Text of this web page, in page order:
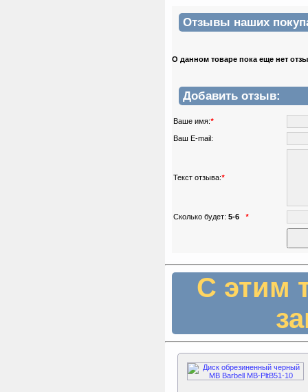
Отзывы наших
О данном товаре пока еще нет
Добавить отзыв:
Ваше имя:*
Ваш E-mail:
Текст отзыва:*
Сколько будет: 5-6 *
С этим